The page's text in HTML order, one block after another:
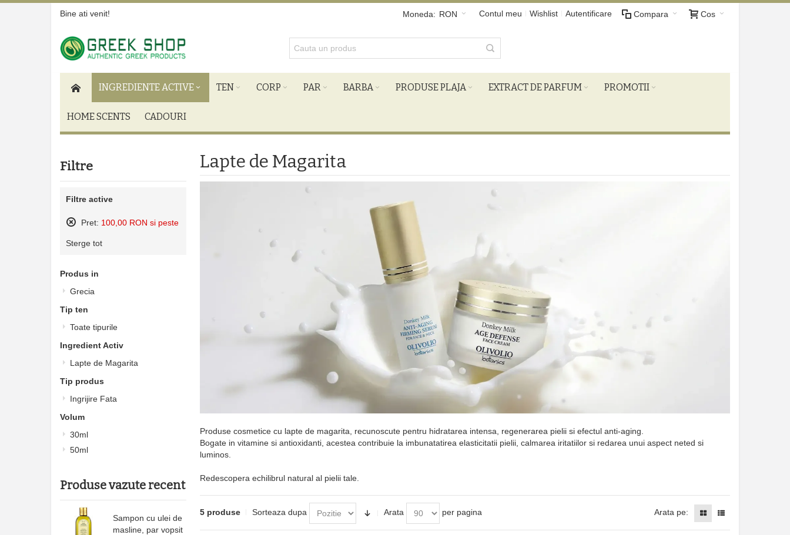
Bine ati venit! Cos
Compara
Contul meu Wishlist Autentificare
Moneda: RON
INGREDIENTE ACTIVE TEN CORP PAR BARBA PRODUSE PLAJA EXTRACT DE PARFUM PROMOTII
HOME SCENTS CADOURI
Lapte de Magarita
Produse cosmetice cu lapte de magarita, recunoscute pentru hidratarea intensa, regenerarea pielii si efectul anti-aging.
Bogate in vitamine si antioxidanti, acestea contribuie la imbunatatirea elasticitatii pielii, calmarea iritatiilor si redarea unui aspect neted si
luminos.
Redescopera echilibrul natural al pielii tale.
5 produse Sorteaza dupa Arata per pagina Arata pe:
Filtre
Filtre active
Pret: 100,00 RON si peste
acest
Sterge tot
Produs in
Grecia
Tip ten
Toate tipurile
Ingredient Activ
Lapte de Magarita
Tip produs
Ingrijire Fata
Volum
30ml
50ml
Produse vazute recent
Sampon cu ulei de
masline, par vopsit